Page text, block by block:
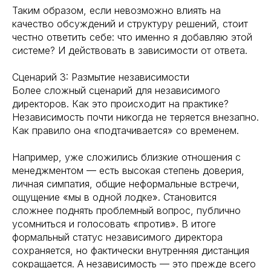
Таким образом, если невозможно влиять на
качество обсуждений и структуру решений, стоит
честно ответить себе: что именно я добавляю этой
системе? И действовать в зависимости от ответа.
Сценарий 3: Размытие независимости
Более сложный сценарий для независимого
директоров. Как это происходит на практике?
Независимость почти никогда не теряется внезапно.
Как правило она «подтачивается» со временем.
Например, уже сложились близкие отношения с
менеджментом — есть высокая степень доверия,
личная симпатия, общие неформальные встречи,
ощущение «мы в одной лодке». Становится
сложнее поднять проблемный вопрос, публично
усомниться и голосовать «против». В итоге
формальный статус независимого директора
сохраняется, но фактически внутренняя дистанция
сокращается. А независимость — это прежде всего